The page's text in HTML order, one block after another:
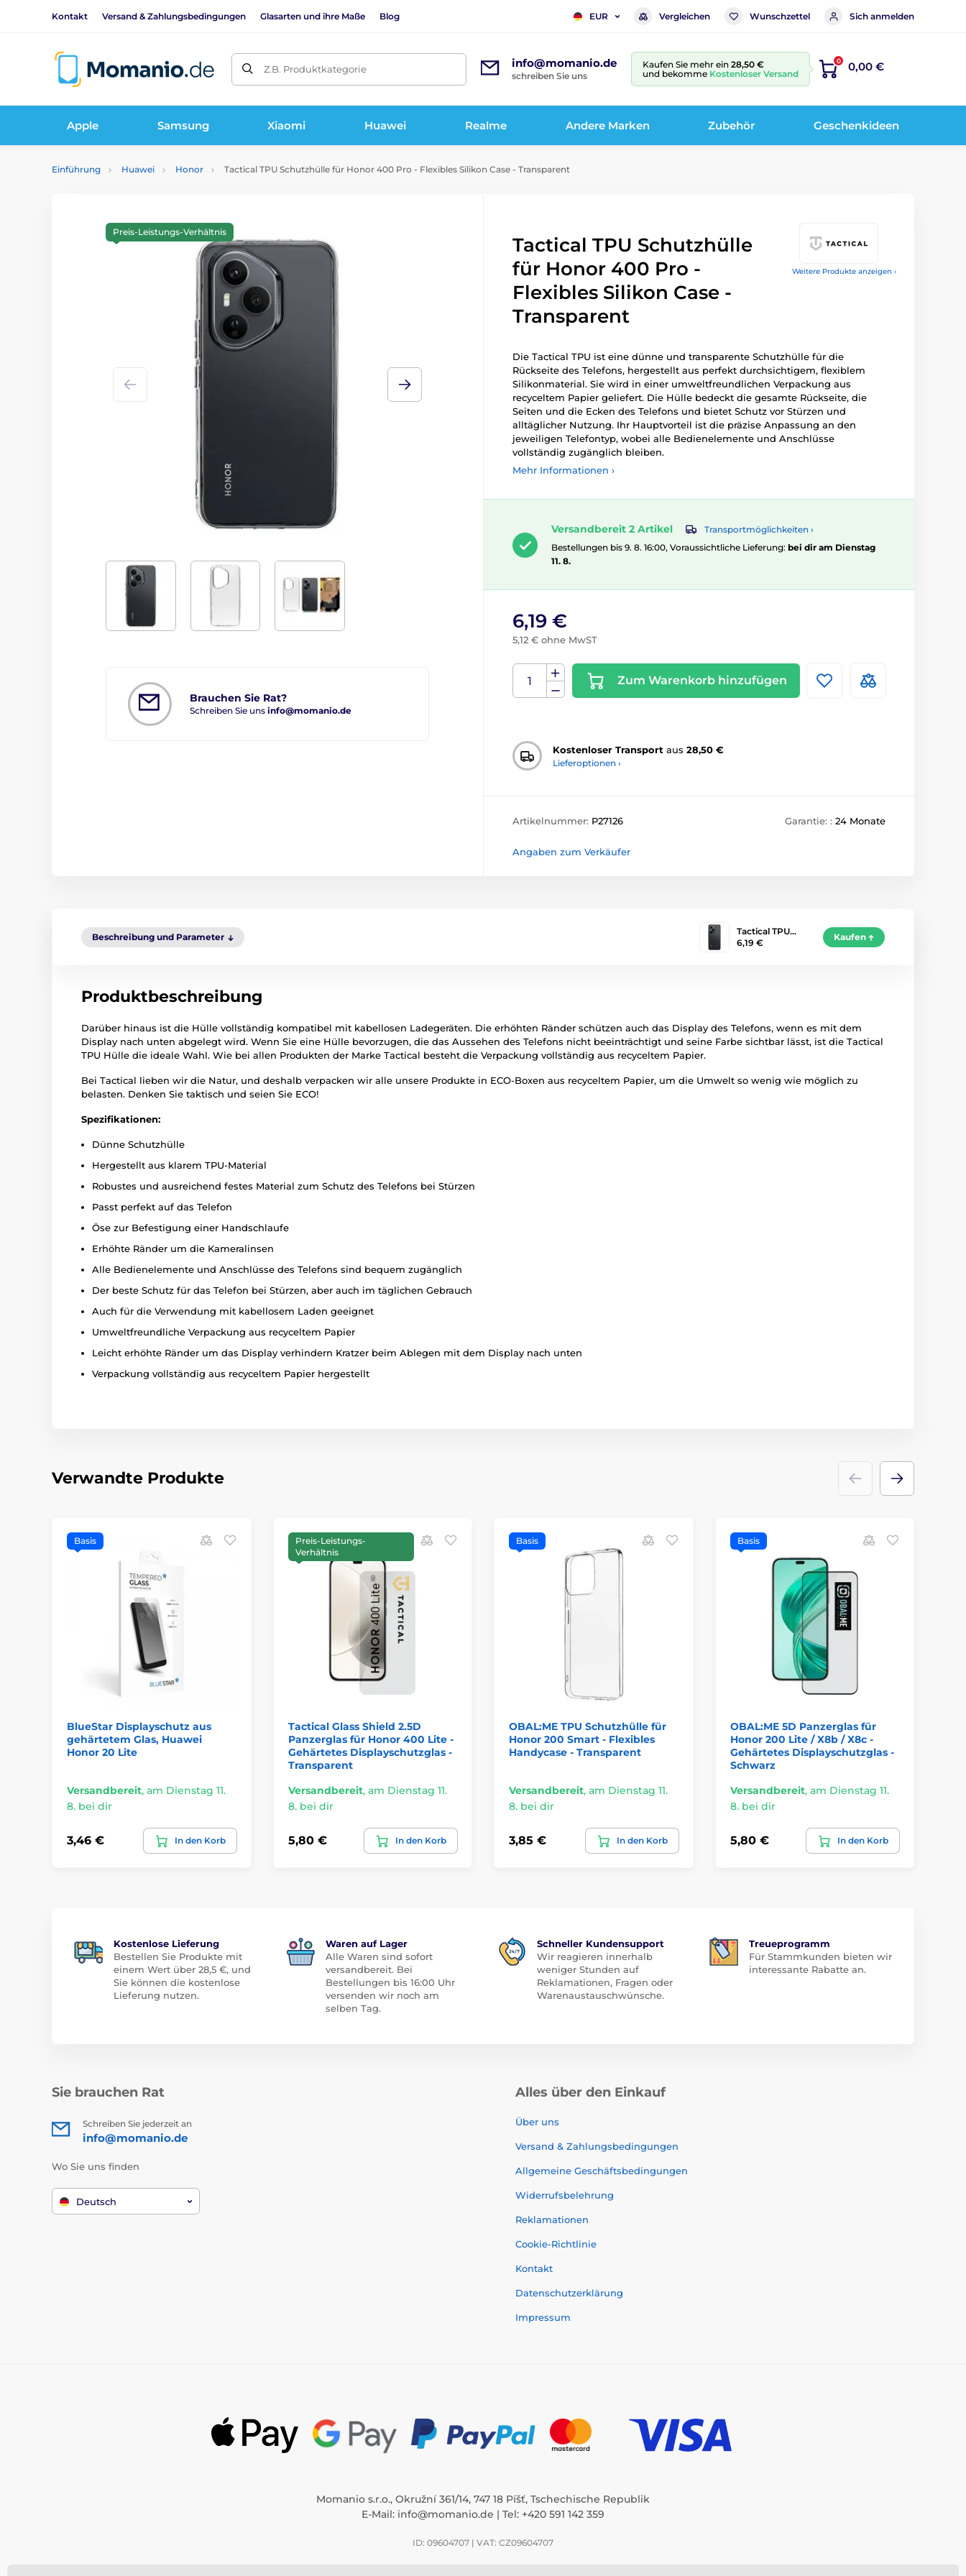
Kontakt Versand & Zahlungsbedingungen Glasarten und ihre Maße Blog EUR Vergleichen Wunschzettel Sich anmelden
Z.B. Produktkategorie info@momanio.de
schreiben Sie uns
Kaufen Sie mehr ein 28,50 €
und bekomme Kostenloser Versand
0 0,00 €
Apple Samsung Xiaomi Huawei Realme Andere Marken Zubehör Geschenkideen
Einführung Huawei Honor Tactical TPU Schutzhülle für Honor 400 Pro - Flexibles Silikon Case - Transparent
Weitere Produkte anzeigen ›
Brauchen Sie Rat?
Schreiben Sie uns info@momanio.de
Preis-Leistungs-Verhältnis
Tactical TPU Schutzhülle
für Honor 400 Pro -
Flexibles Silikon Case -
Transparent
Die Tactical TPU ist eine dünne und transparente Schutzhülle für die
Rückseite des Telefons, hergestellt aus perfekt durchsichtigem, flexiblem
Silikonmaterial. Sie wird in einer umweltfreundlichen Verpackung aus
recyceltem Papier geliefert. Die Hülle bedeckt die gesamte Rückseite, die
Seiten und die Ecken des Telefons und bietet Schutz vor Stürzen und
alltäglicher Nutzung. Ihr Hauptvorteil ist die präzise Anpassung an den
jeweiligen Telefontyp, wobei alle Bedienelemente und Anschlüsse
vollständig zugänglich bleiben.
Mehr Informationen ›
Versandbereit 2 Artikel
Transportmöglichkeiten ›
Bestellungen bis 9. 8. 16:00, Voraussichtliche Lieferung: bei dir am Dienstag
11. 8.
6,19 €
5,12 € ohne MwST
Zum Warenkorb hinzufügen
Kostenloser Transport aus 28,50 €
Lieferoptionen ›
Artikelnummer: P27126 Garantie: : 24 Monate
Angaben zum Verkäufer
Beschreibung und Parameter
Tactical TPU…
6,19 €
Kaufen
Produktbeschreibung
Darüber hinaus ist die Hülle vollständig kompatibel mit kabellosen Ladegeräten. Die erhöhten Ränder schützen auch das Display des Telefons, wenn es mit dem
Display nach unten abgelegt wird. Wenn Sie eine Hülle bevorzugen, die das Aussehen des Telefons nicht beeinträchtigt und seine Farbe sichtbar lässt, ist die Tactical
TPU Hülle die ideale Wahl. Wie bei allen Produkten der Marke Tactical besteht die Verpackung vollständig aus recyceltem Papier.
Bei Tactical lieben wir die Natur, und deshalb verpacken wir alle unsere Produkte in ECO-Boxen aus recyceltem Papier, um die Umwelt so wenig wie möglich zu
belasten. Denken Sie taktisch und seien Sie ECO!
Spezifikationen:
Dünne Schutzhülle
Hergestellt aus klarem TPU-Material
Robustes und ausreichend festes Material zum Schutz des Telefons bei Stürzen
Passt perfekt auf das Telefon
Öse zur Befestigung einer Handschlaufe
Erhöhte Ränder um die Kameralinsen
Alle Bedienelemente und Anschlüsse des Telefons sind bequem zugänglich
Der beste Schutz für das Telefon bei Stürzen, aber auch im täglichen Gebrauch
Auch für die Verwendung mit kabellosem Laden geeignet
Umweltfreundliche Verpackung aus recyceltem Papier
Leicht erhöhte Ränder um das Display verhindern Kratzer beim Ablegen mit dem Display nach unten
Verpackung vollständig aus recyceltem Papier hergestellt
Verwandte Produkte
Basis
BlueStar Displayschutz aus
gehärtetem Glas, Huawei
Honor 20 Lite
Versandbereit, am Dienstag 11.
8. bei dir
3,46 € In den Korb
Preis-Leistungs-
Verhältnis
Tactical Glass Shield 2.5D
Panzerglas für Honor 400 Lite -
Gehärtetes Displayschutzglas -
Transparent
Versandbereit, am Dienstag 11.
8. bei dir
5,80 € In den Korb
Basis
OBAL:ME TPU Schutzhülle für
Honor 200 Smart - Flexibles
Handycase - Transparent
Versandbereit, am Dienstag 11.
8. bei dir
3,85 € In den Korb
Basis
OBAL:ME 5D Panzerglas für
Honor 200 Lite / X8b / X8c -
Gehärtetes Displayschutzglas -
Schwarz
Versandbereit, am Dienstag 11.
8. bei dir
5,80 € In den Korb
Kostenlose Lieferung
Bestellen Sie Produkte mit
einem Wert über 28,5 €, und
Sie können die kostenlose
Lieferung nutzen.
Waren auf Lager
Alle Waren sind sofort
versandbereit. Bei
Bestellungen bis 16:00 Uhr
versenden wir noch am
selben Tag.
Schneller Kundensupport
Wir reagieren innerhalb
weniger Stunden auf
Reklamationen, Fragen oder
Warenaustauschwünsche.
Treueprogramm
Für Stammkunden bieten wir
interessante Rabatte an.
Sie brauchen Rat
Schreiben Sie jederzeit an
info@momanio.de
Wo Sie uns finden
Deutsch
Alles über den Einkauf
Über uns
Versand & Zahlungsbedingungen
Allgemeine Geschäftsbedingungen
Widerrufsbelehrung
Reklamationen
Cookie-Richtlinie
Kontakt
Datenschutzerklärung
Impressum
Momanio s.r.o., Okružní 361/14, 747 18 Píšť, Tschechische Republik
E-Mail: info@momanio.de | Tel: +420 591 142 359
ID: 09604707 | VAT: CZ09604707